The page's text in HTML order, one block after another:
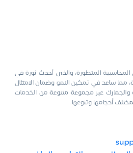
المحاسبية المتطورة، والذي أحدث ثورة في
مما ساعد في تمكين النمو وضمان الامتثال
والجمارك عبر مجموعة متنوعة من الخدمات
أحجامها وتنوعها.